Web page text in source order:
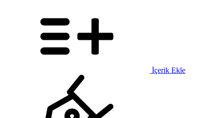
İçerik Ekle